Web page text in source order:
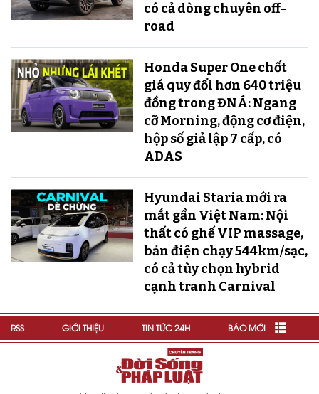
có cả dòng chuyên off-
road
Honda Super One chốt
giá quy đổi hơn 640 triệu
đồng trong ĐNÁ: Ngang
cỡ Morning, động cơ điện,
hộp số giả lập 7 cấp, có
ADAS
Hyundai Staria mới ra
mắt gần Việt Nam: Nội
thất có ghế VIP massage,
bản điện chạy 544km/sạc,
có cả tùy chọn hybrid
cạnh tranh Carnival
RSS GIỚI THIỆU TIN TỨC 24H BÁO MỚI